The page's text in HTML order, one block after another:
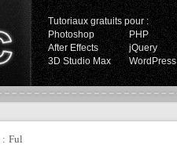
Tutoriaux gratuits pour :
Photoshop
PHP
After Effects
jQuery
3D Studio Max
WordPress
: Ful